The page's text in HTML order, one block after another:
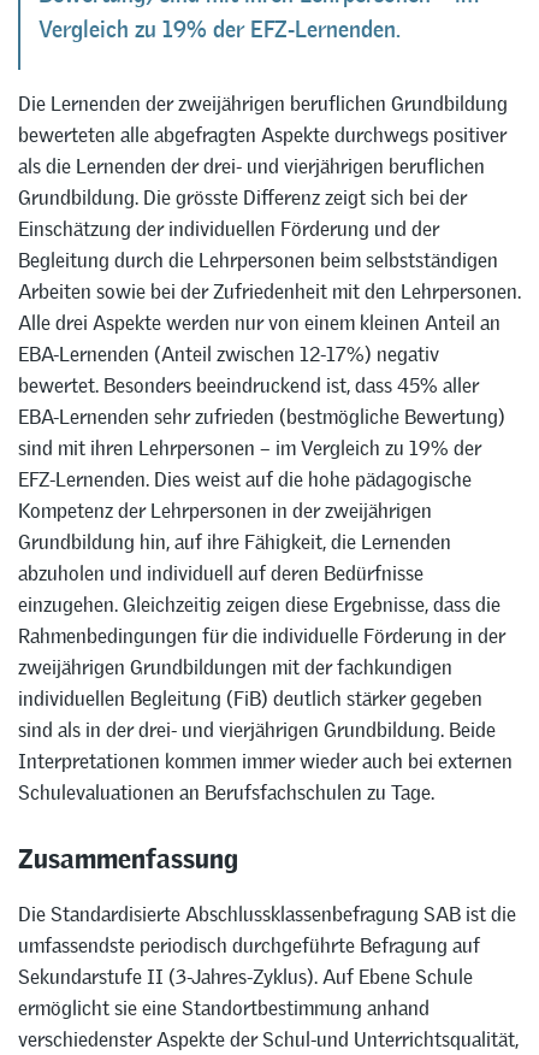
Vergleich zu 19% der EFZ-Lernenden.
Die Lernenden der zweijährigen beruflichen Grundbildung
bewerteten alle abgefragten Aspekte durchwegs positiver
als die Lernenden der drei- und vierjährigen beruflichen
Grundbildung. Die grösste Differenz zeigt sich bei der
Einschätzung der individuellen Förderung und der
Begleitung durch die Lehrpersonen beim selbstständigen
Arbeiten sowie bei der Zufriedenheit mit den Lehrpersonen.
Alle drei Aspekte werden nur von einem kleinen Anteil an
EBA-Lernenden (Anteil zwischen 12-17%) negativ
bewertet. Besonders beeindruckend ist, dass 45% aller
EBA-Lernenden sehr zufrieden (bestmögliche Bewertung)
sind mit ihren Lehrpersonen – im Vergleich zu 19% der
EFZ-Lernenden. Dies weist auf die hohe pädagogische
Kompetenz der Lehrpersonen in der zweijährigen
Grundbildung hin, auf ihre Fähigkeit, die Lernenden
abzuholen und individuell auf deren Bedürfnisse
einzugehen. Gleichzeitig zeigen diese Ergebnisse, dass die
Rahmenbedingungen für die individuelle Förderung in der
zweijährigen Grundbildungen mit der fachkundigen
individuellen Begleitung (FiB) deutlich stärker gegeben
sind als in der drei- und vierjährigen Grundbildung. Beide
Interpretationen kommen immer wieder auch bei externen
Schulevaluationen an Berufsfachschulen zu Tage.
Zusammenfassung
Die Standardisierte Abschlussklassenbefragung SAB ist die
umfassendste periodisch durchgeführte Befragung auf
Sekundarstufe II (3-Jahres-Zyklus). Auf Ebene Schule
ermöglicht sie eine Standortbestimmung anhand
verschiedenster Aspekte der Schul-und Unterrichtsqualität,